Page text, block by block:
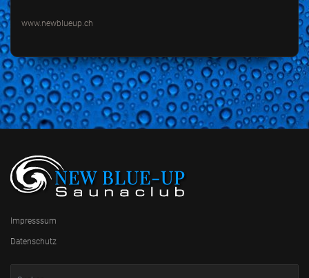
www.newblueup.ch
Impresssum
Datenschutz